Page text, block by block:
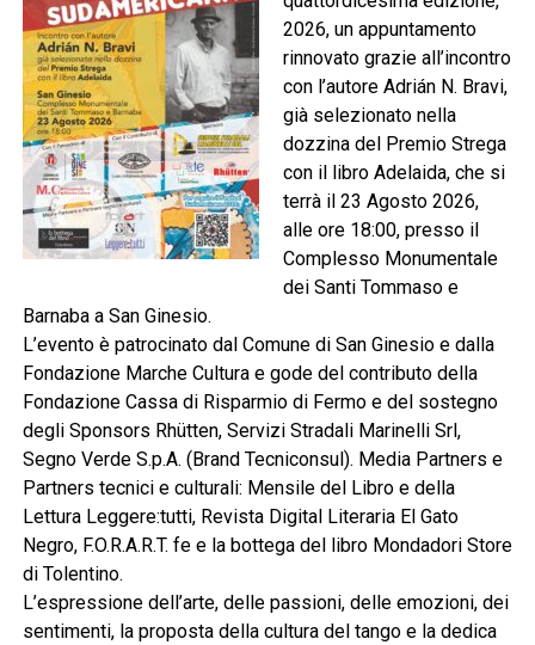
2026, un appuntamento
rinnovato grazie all’incontro
con l’autore Adrián N. Bravi,
già selezionato nella
dozzina del Premio Strega
con il libro Adelaida, che si
terrà il 23 Agosto 2026,
alle ore 18:00, presso il
Complesso Monumentale
dei Santi Tommaso e
Barnaba a San Ginesio.
L’evento è patrocinato dal Comune di San Ginesio e dalla
Fondazione Marche Cultura e gode del contributo della
Fondazione Cassa di Risparmio di Fermo e del sostegno
degli Sponsors Rhütten, Servizi Stradali Marinelli Srl,
Segno Verde S.p.A. (Brand Tecniconsul). Media Partners e
Partners tecnici e culturali: Mensile del Libro e della
Lettura Leggere:tutti, Revista Digital Literaria El Gato
Negro, F.O.R.A.R.T. fe e la bottega del libro Mondadori Store
di Tolentino.
L’espressione dell’arte, delle passioni, delle emozioni, dei
sentimenti, la proposta della cultura del tango e la dedica